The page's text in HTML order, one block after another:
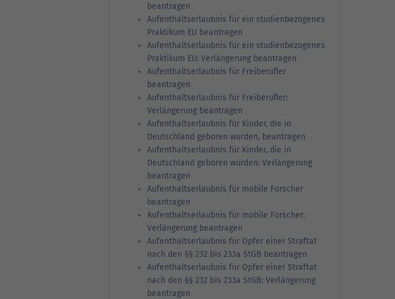
beantragen
Aufenthaltserlaubnis für ein studienbezogenes
Praktikum EU beantragen
Aufenthaltserlaubnis für ein studienbezogenes
Praktikum EU: Verlängerung beantragen
Aufenthaltserlaubnis für Freiberufler
beantragen
Aufenthaltserlaubnis für Freiberufler:
Verlängerung beantragen
Aufenthaltserlaubnis für Kinder, die in
Deutschland geboren wurden, beantragen
Aufenthaltserlaubnis für Kinder, die in
Deutschland geboren wurden: Verlängerung
beantragen
Aufenthaltserlaubnis für mobile Forscher
beantragen
Aufenthaltserlaubnis für mobile Forscher:
Verlängerung beantragen
Aufenthaltserlaubnis für Opfer einer Straftat
nach den §§ 232 bis 233a StGB beantragen
Aufenthaltserlaubnis für Opfer einer Straftat
nach den §§ 232 bis 233a StGB: Verlängerung
beantragen